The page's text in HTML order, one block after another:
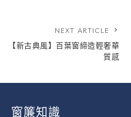
NEXT ARTICLE
【新古典風】百葉窗締造輕奢華
質感
窗簾知識